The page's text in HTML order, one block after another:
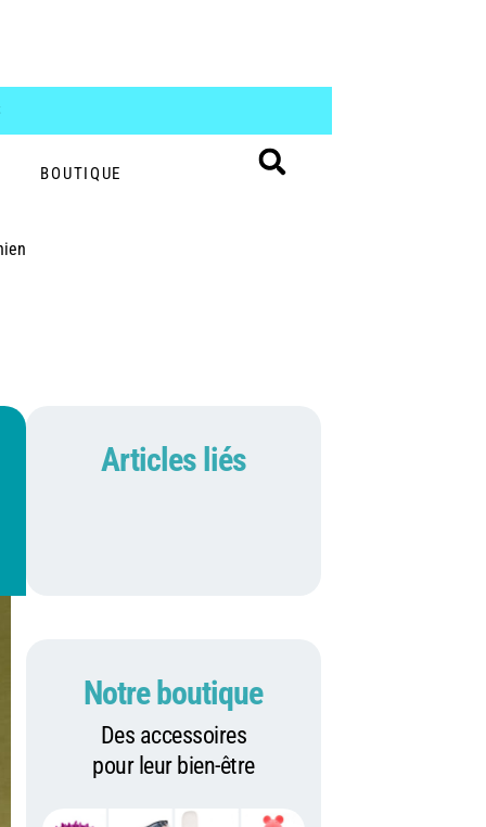
BOUTIQUE
Articles liés
Notre boutique
Des accessoires
pour leur bien-être